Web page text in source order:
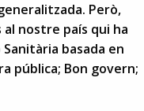
Però,
nostre país qui ha
basada en
pública; Bon govern;